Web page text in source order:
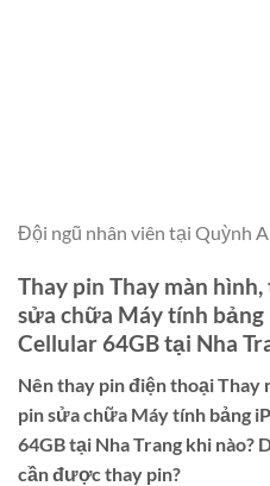
Đội ngũ nhân viên tại Quỳnh
Thay pin Thay màn
sửa chữa Máy tính
Cellular 64GB tại Nha
Nên thay pin điện thoạiThay
pin sửa chữa Máy tính bảng
64GB tại Nha Trang khi nào?
cần được thay pin?